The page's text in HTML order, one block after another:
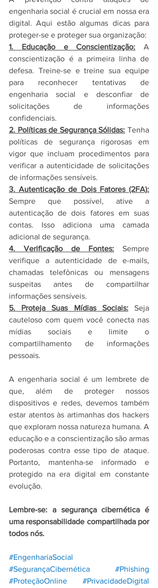
engenharia social é crucial em nossa era
digital. Aqui estão algumas dicas para
proteger-se e proteger sua organização:
1. Educação e Conscientização:
A
conscientização é a primeira linha de
defesa. Treine-se e treine sua equipe
para reconhecer tentativas de
engenharia social e desconfiar de
solicitações de informações
confidenciais.
2. Políticas de Segurança Sólidas: Tenha
políticas de segurança rigorosas em
vigor que incluam procedimentos para
verificar a autenticidade de solicitações
de informações sensíveis.
3. Autenticação de Dois Fatores (2FA):
Sempre que possível, ative a
autenticação de dois fatores em suas
contas. Isso adiciona uma camada
adicional de segurança.
4. Verificação de Fontes: Sempre
verifique a autenticidade de e-mails,
chamadas telefônicas ou mensagens
suspeitas antes de compartilhar
informações sensíveis.
5. Proteja Suas Mídias Sociais: Seja
cauteloso com quem você conecta nas
mídias sociais e limite o
compartilhamento de informações
pessoais.
A engenharia social é um lembrete de
que, além de proteger nossos
dispositivos e redes, devemos também
estar atentos às artimanhas dos hackers
que exploram nossa natureza humana. A
educação e a conscientização são armas
poderosas contra esse tipo de ataque.
Portanto, mantenha-se informado e
protegido na era digital em constante
evolução.
Lembre-se: a segurança cibernética é
uma responsabilidade compartilhada por
todos nós.
#EngenhariaSocial
#SegurançaCibernética
#Phishing
#ProteçãoOnline
#PrivacidadeDigital